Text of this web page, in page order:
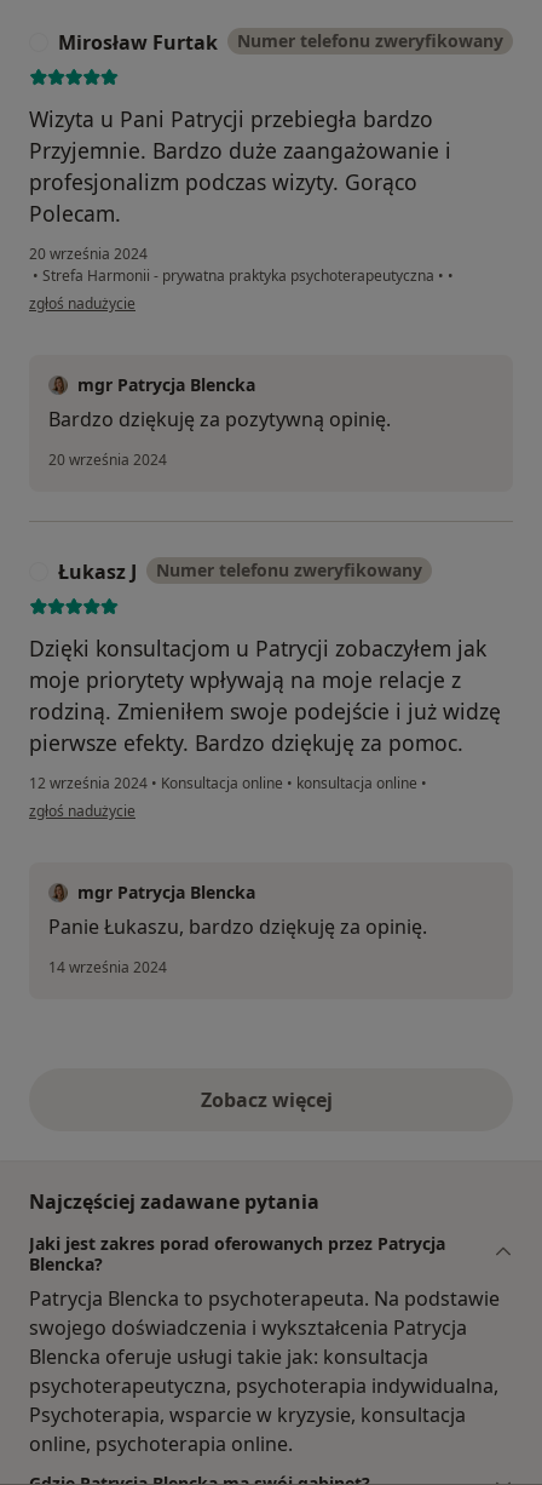
Mirosław Furtak Numer telefonu zweryfikowany
Wizyta u Pani Patrycji przebiegła bardzo
Przyjemnie. Bardzo duże zaangażowanie i
profesjonalizm podczas wizyty. Gorąco
Polecam.
20 września 2024
• Strefa Harmonii - prywatna praktyka psychoterapeutyczna • •
w opinii użytkownika Mirosław Furtak
zgłoś nadużycie
mgr Patrycja Blencka
Bardzo dziękuję za pozytywną opinię.
20 września 2024
Łukasz J Numer telefonu zweryfikowany
Dzięki konsultacjom u Patrycji zobaczyłem jak
moje priorytety wpływają na moje relacje z
rodziną. Zmieniłem swoje podejście i już widzę
pierwsze efekty. Bardzo dziękuję za pomoc.
12 września 2024 • Konsultacja online • konsultacja online •
w opinii użytkownika Łukasz J
zgłoś nadużycie
mgr Patrycja Blencka
Panie Łukaszu, bardzo dziękuję za opinię.
14 września 2024
Zobacz więcejopinie powyżej
Najczęściej zadawane pytania
Jaki jest zakres porad oferowanych przez Patrycja
Blencka?
Patrycja Blencka to psychoterapeuta. Na podstawie
swojego doświadczenia i wykształcenia Patrycja
Blencka oferuje usługi takie jak: konsultacja
psychoterapeutyczna, psychoterapia indywidualna,
Psychoterapia, wsparcie w kryzysie, konsultacja
online, psychoterapia online.